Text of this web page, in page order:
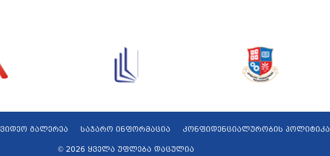
ვიდეო გალერეა საჯარო ინფორმაცია კონფიდენციალურობის პოლიტიკა
© 2026 ყველა უფლება დაცულია